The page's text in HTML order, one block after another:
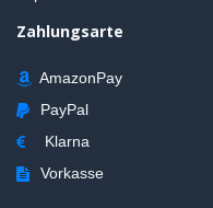
Zahlungsarte
AmazonPay
PayPal
Klarna
Vorkasse